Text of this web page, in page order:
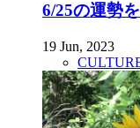
6/25の運勢
19 Jun, 2023